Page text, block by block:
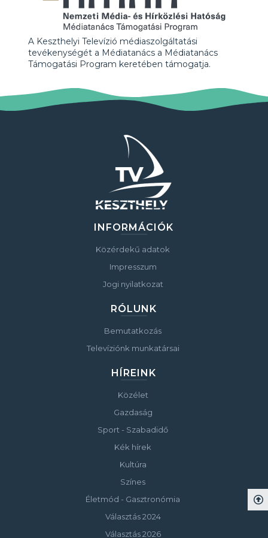
A Keszthelyi Televízió médiaszolgáltatási
tevékenységét a Médiatanács a Médiatanács
Támogatási Program keretében támogatja.
INFORMÁCIÓK
Közérdekű adatok
Impresszum
Jogi nyilatkozat
RÓLUNK
Bemutatkozás
Televíziónk munkatársai
HÍREINK
Közélet
Gazdaság
Sport - Szabadidő
Kék hírek
Kultúra
Színes
Életmód - Gasztronómia
Választás 2024
Választás 2026